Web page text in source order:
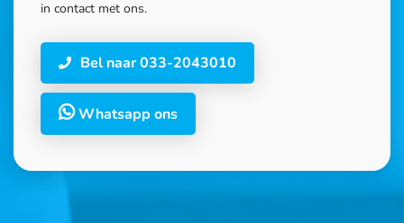
in contact met ons.
Bel naar 033-2043010
Whatsapp ons